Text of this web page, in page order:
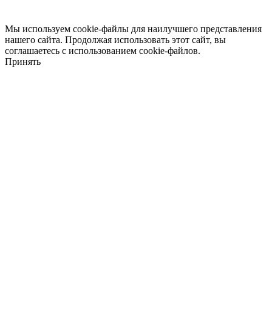
Мы используем cookie-файлы для наилучшего представления
нашего сайта. Продолжая использовать этот сайт, вы
соглашаетесь с использованием cookie-файлов.
Принять